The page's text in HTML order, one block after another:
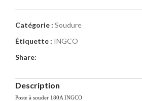
Catégorie : Soudure
Étiquette : INGCO
Share:
Description
Poste à souder 180A INGCO